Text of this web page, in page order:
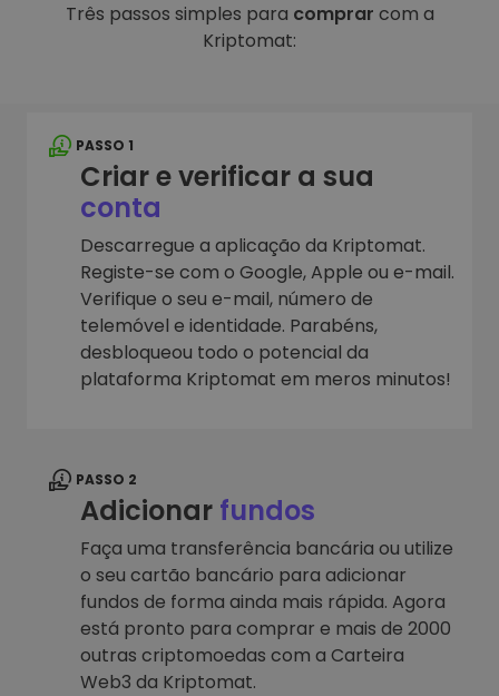
Três passos simples para comprar com a
Kriptomat:
PASSO 1
Criar e verificar a sua
conta
Descarregue a aplicação da Kriptomat.
Registe-se com o Google, Apple ou e-mail.
Verifique o seu e-mail, número de
telemóvel e identidade. Parabéns,
desbloqueou todo o potencial da
plataforma Kriptomat em meros minutos!
PASSO 2
Adicionar fundos
Faça uma transferência bancária ou utilize
o seu cartão bancário para adicionar
fundos de forma ainda mais rápida. Agora
está pronto para comprar e mais de 2000
outras criptomoedas com a Carteira
Web3 da Kriptomat.